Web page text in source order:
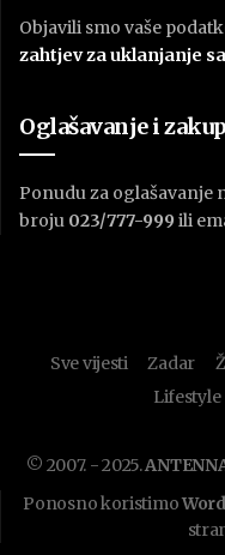
Objavili smo vaše
zahtjev za uklanjanje
Oglašavanje i
Ponudu za oglašavanje
broju 023/777-999 ili
Sve vijesti Zadar
Lifestyle
© 2007. - 2025.
Ponosno koristimo